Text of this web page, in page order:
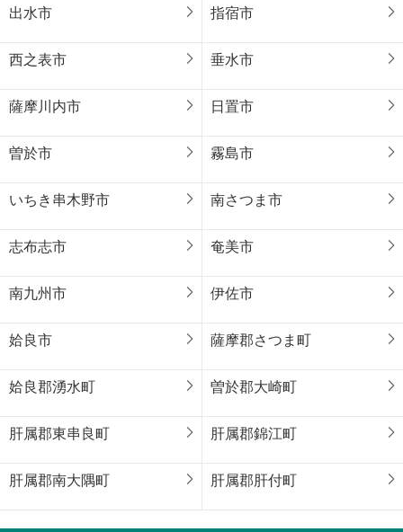
出水市 指宿市
西之表市 垂水市
薩摩川内市 日置市
曽於市 霧島市
いちき串木野市 南さつま市
志布志市 奄美市
南九州市 伊佐市
姶良市 薩摩郡さつま町
姶良郡湧水町 曽於郡大崎町
肝属郡東串良町 肝属郡錦江町
肝属郡南大隅町 肝属郡肝付町